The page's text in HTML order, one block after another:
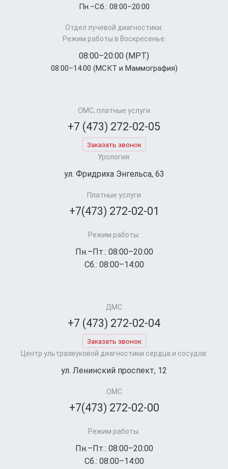
Пн.–Cб.: 08:00–20:00
Отдел лучевой диагностики:
Режим работы в Воскресенье:
08:00–20:00 (МРТ)
08:00–14:00 (МСКТ и Маммография)
ОМС, платные услуги
+7 (473) 272-02-05
Заказать звонок
Урология:
ул. Фридриха Энгельса, 63
Платные услуги
+7(473) 272-02-01
Режим работы:
Пн.–Пт.: 08:00–20:00
Сб.: 08:00–14:00
ДМС
+7 (473) 272-02-04
Заказать звонок
Центр ультразвуковой диагностики сердца и сосудов:
ул. Ленинский проспект, 12
ОМС
+7(473) 272-02-00
Режим работы:
Пн.–Пт.: 08:00–20:00
Сб.: 08:00–14:00